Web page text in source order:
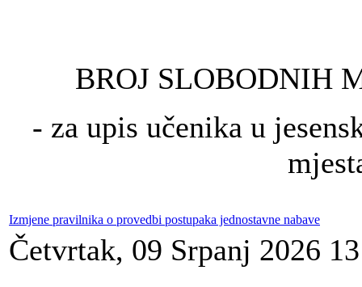
BROJ SLOBODNIH
- za upis učenika u
Izmjene pravilnika o provedbi postupaka jednostavne nabave
Četvrtak, 09 Srpanj 2026